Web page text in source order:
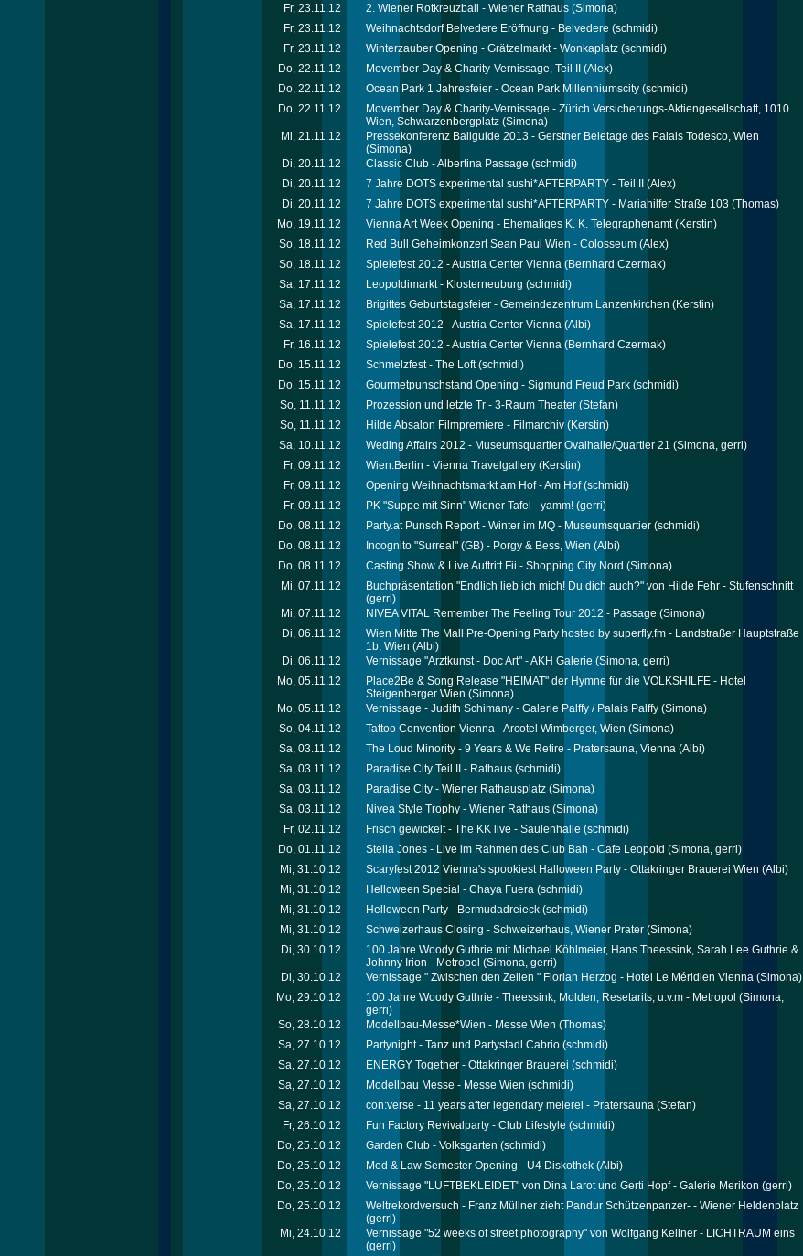
Fr, 23.11.12
2. Wiener Rotkreuzball - Wiener Rathaus (Simona)
Fr, 23.11.12
Weihnachtsdorf Belvedere Eröffnung - Belvedere (schmidi)
Fr, 23.11.12
Winterzauber Opening - Grätzelmarkt - Wonkaplatz (schmidi)
Do, 22.11.12
Movember Day & Charity-Vernissage, Teil II (Alex)
Do, 22.11.12
Ocean Park 1 Jahresfeier - Ocean Park Millenniumscity (schmidi)
Do, 22.11.12
Movember Day & Charity-Vernissage - Zürich Versicherungs-Aktiengesellschaft, 1010
Wien, Schwarzenbergplatz (Simona)
Mi, 21.11.12
Pressekonferenz Ballguide 2013 - Gerstner Beletage des Palais Todesco, Wien
(Simona)
Di, 20.11.12 Classic Club - Albertina Passage (schmidi)
Di, 20.11.12
7 Jahre DOTS experimental sushi*AFTERPARTY - Teil II (Alex)
Di, 20.11.12
7 Jahre DOTS experimental sushi*AFTERPARTY - Mariahilfer Straße 103 (Thomas)
Mo, 19.11.12
Vienna Art Week Opening - Ehemaliges K. K. Telegraphenamt(Kerstin)
So, 18.11.12
Red Bull Geheimkonzert Sean Paul Wien - Colosseum (Alex)
So, 18.11.12
Spielefest 2012 - Austria Center Vienna (Bernhard Czermak)
Sa, 17.11.12
Leopoldimarkt - Klosterneuburg (schmidi)
Sa, 17.11.12
Brigittes Geburtstagsfeier - Gemeindezentrum Lanzenkirchen (Kerstin)
Sa, 17.11.12
Spielefest 2012 - Austria Center Vienna (Albi)
Fr, 16.11.12
Spielefest 2012 - Austria Center Vienna (Bernhard Czermak)
Do, 15.11.12
Schmelzfest - The Loft(schmidi)
Do, 15.11.12
Gourmetpunschstand Opening - Sigmund Freud Park (schmidi)
So, 11.11.12
Prozession und letzte Tr - 3-Raum Theater (Stefan)
So, 11.11.12
Hilde Absalon Filmpremiere - Filmarchiv (Kerstin)
Sa, 10.11.12
Weding Affairs 2012 - Museumsquartier Ovalhalle/Quartier 21 (Simona, gerri)
Fr, 09.11.12
Wien.Berlin - Vienna Travelgallery (Kerstin)
Fr, 09.11.12
Opening Weihnachtsmarkt am Hof - Am Hof(schmidi)
Fr, 09.11.12
PK "Suppe mit Sinn" Wiener Tafel - yamm! (gerri)
Do, 08.11.12
Party.at Punsch Report - Winter im MQ - Museumsquartier (schmidi)
Do, 08.11.12
Incognito "Surreal" (GB) - Porgy & Bess, Wien (Albi)
Do, 08.11.12
Casting Show & Live Auftritt Fii - Shopping City Nord (Simona)
Mi, 07.11.12
Buchpräsentation "Endlich lieb ich mich! Du dich auch?" von Hilde Fehr - Stufenschnitt
(gerri)
Mi, 07.11.12 NIVEA VITAL Remember The Feeling Tour 2012 - Passage (Simona)
Di, 06.11.12
Wien Mitte The Mall Pre-Opening Party hosted by superfly.fm - Landstraßer Hauptstraße
1b, Wien (Albi)
Di, 06.11.12 Vernissage "Arztkunst - Doc Art" - AKH Galerie (Simona, gerri)
Mo, 05.11.12
Place2Be & Song Release "HEIMAT" der Hymne für die VOLKSHILFE - Hotel
Steigenberger Wien (Simona)
Mo, 05.11.12 Vernissage - Judith Schimany - Galerie Palffy / Palais Palffy (Simona)
So, 04.11.12
Tattoo Convention Vienna - Arcotel Wimberger, Wien (Simona)
Sa, 03.11.12
The Loud Minority - 9 Years & We Retire - Pratersauna, Vienna (Albi)
Sa, 03.11.12
Paradise City Teil II - Rathaus (schmidi)
Sa, 03.11.12
Paradise City - Wiener Rathausplatz (Simona)
Sa, 03.11.12
Nivea Style Trophy - Wiener Rathaus (Simona)
Fr, 02.11.12
Frisch gewickelt - The KK live - Säulenhalle (schmidi)
Do, 01.11.12
Stella Jones - Live im Rahmen des Club Bah - Cafe Leopold (Simona, gerri)
Mi, 31.10.12
Scaryfest 2012 Vienna's spookiest Halloween Party - Ottakringer Brauerei Wien (Albi)
Mi, 31.10.12
Helloween Special - Chaya Fuera (schmidi)
Mi, 31.10.12
Helloween Party - Bermudadreieck (schmidi)
Mi, 31.10.12
Schweizerhaus Closing - Schweizerhaus, Wiener Prater (Simona)
Di, 30.10.12
100 Jahre Woody Guthrie mit Michael Köhlmeier, Hans Theessink, Sarah Lee Guthrie &
Johnny Irion - Metropol (Simona, gerri)
Di, 30.10.12 Vernissage " Zwischen den Zeilen " Florian Herzog - Hotel Le Méridien Vienna (Simona)
Mo, 29.10.12
100 Jahre Woody Guthrie - Theessink, Molden, Resetarits, u.v.m - Metropol (Simona,
gerri)
So, 28.10.12 Modellbau-Messe*Wien - Messe Wien (Thomas)
Sa, 27.10.12
Partynight - Tanz und Partystadl Cabrio (schmidi)
Sa, 27.10.12
ENERGY Together - Ottakringer Brauerei (schmidi)
Sa, 27.10.12
Modellbau Messe - Messe Wien (schmidi)
Sa, 27.10.12
con:verse - 11 years after legendary meierei - Pratersauna (Stefan)
Fr, 26.10.12
Fun Factory Revivalparty - Club Lifestyle (schmidi)
Do, 25.10.12
Garden Club - Volksgarten (schmidi)
Do, 25.10.12
Med & Law Semester Opening - U4 Diskothek (Albi)
Do, 25.10.12
Vernissage "LUFTBEKLEIDET" von Dina Larot und Gerti Hopf - Galerie Merikon (gerri)
Do, 25.10.12
Weltrekordversuch - Franz Müllner zieht Pandur Schützenpanzer- - Wiener Heldenplatz
(gerri)
Mi, 24.10.12
Vernissage "52 weeks of street photography" von Wolfgang Kellner - LICHTRAUM eins
(gerri)